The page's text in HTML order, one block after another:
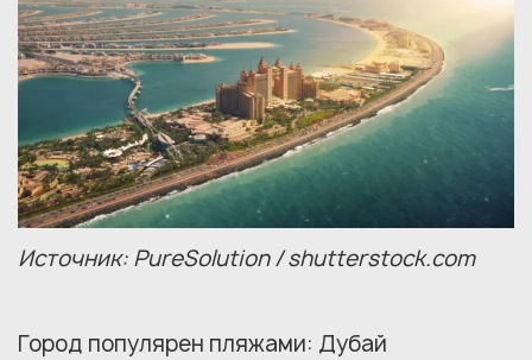
Источник: PureSolution / shutterstock.com
Город популярен пляжами: Дубай